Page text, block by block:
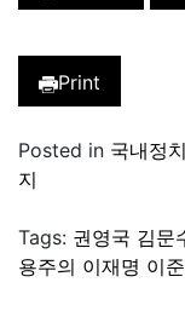
Print
Posted in 국내정치
지
Tags: 권영국 김문
용주의 이재명 이